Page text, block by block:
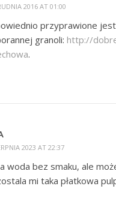
2016 AT 01:00
przyprawione
granoli: http://
.
2023 AT 22:37
woda bez smaku, ale
mi taka płatkowa